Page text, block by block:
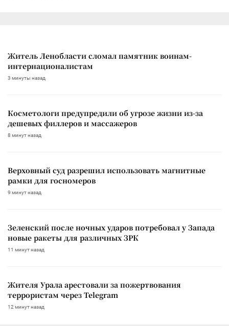
Житель Ленобласти сломал памятник воинам-
интернационалистам
3 минуты назад
Косметологи предупредили об угрозе жизни из-за
дешевых филлеров и массажеров
8 минут назад
Верховный суд разрешил использовать магнитные
рамки для госномеров
9 минут назад
Зеленский после ночных ударов потребовал у Запада
новые ракеты для различных ЗРК
11 минут назад
Жителя Урала арестовали за пожертвования
террористам через Telegram
12 минут назад